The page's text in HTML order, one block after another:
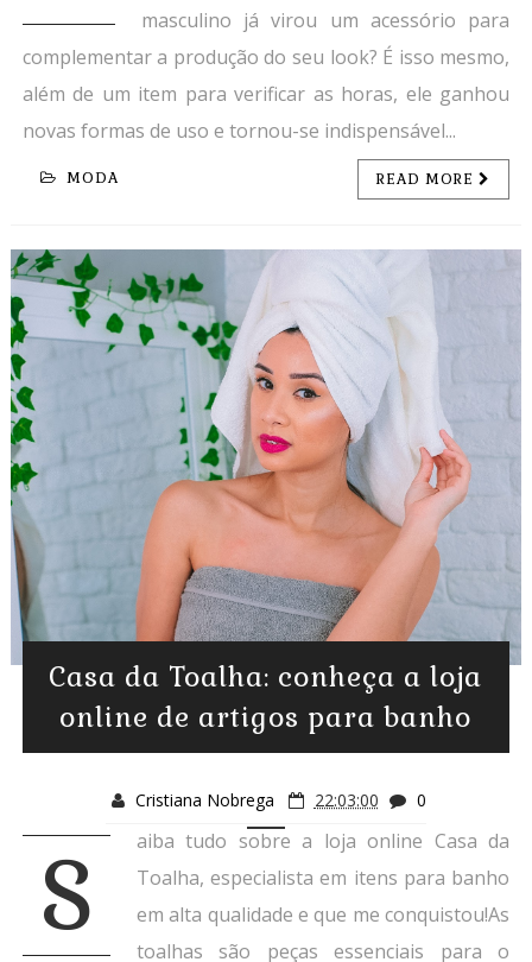
masculino já virou um acessório para
complementar a produção do seu look? É isso mesmo,
além de um item para verificar as horas, ele ganhou
novas formas de uso e tornou-se indispensável...
MODA READ MORE
Casa da Toalha: conheça a loja
online de artigos para banho
Cristiana Nobrega 22:03:00 0
S
aiba tudo sobre a loja online Casa da
Toalha, especialista em itens para banho
em alta qualidade e que me conquistou!As
toalhas são peças essenciais para o